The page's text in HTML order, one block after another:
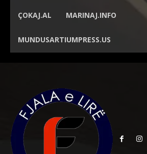
ÇOKAJ.AL MARINAJ.INFO
MUNDUSARTIUMPRESS.US